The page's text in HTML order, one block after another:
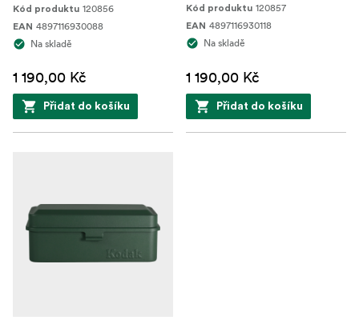
Kód produktu 120856
EAN 4897116930088
Na skladě
1 190,00 Kč
Přidat do košíku
Kód produktu 120857
EAN 4897116930118
Na skladě
1 190,00 Kč
Přidat do košíku